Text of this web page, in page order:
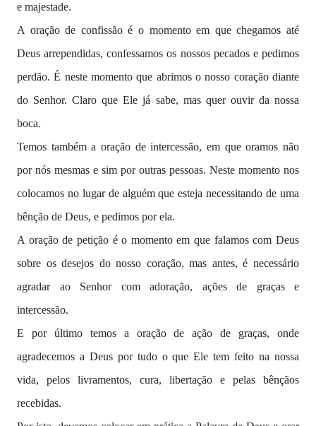
e majestade.
A oração de confissão é o momento em que chegamos até
Deus arrependidas, confessamos os nossos pecados e pedimos
perdão. É neste momento que abrimos o nosso coração diante
do Senhor. Claro que Ele já sabe, mas quer ouvir da nossa
boca.
Temos também a oração de intercessão, em que oramos não
por nós mesmas e sim por outras pessoas. Neste momento nos
colocamos no lugar de alguém que esteja necessitando de uma
bênção de Deus, e pedimos por ela.
A oração de petição é o momento em que falamos com Deus
sobre os desejos do nosso coração, mas antes, é necessário
agradar ao Senhor com adoração, ações de graças e
intercessão.
E por último temos a oração de ação de graças, onde
agradecemos a Deus por tudo o que Ele tem feito na nossa
vida, pelos livramentos, cura, libertação e pelas bênçãos
recebidas.